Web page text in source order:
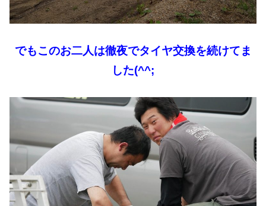
でもこのお二人は徹夜でタイヤ交換を続けてま
した(^^;